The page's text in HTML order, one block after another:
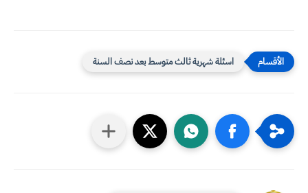
اسئلة شهرية ثالث متوسط بعد نصف السنة